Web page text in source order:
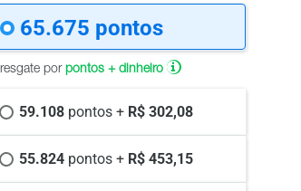
65.675 pontos
por pontos + dinheiro
59.108 pontos + R$ 302,08
55.824 pontos + R$ 453,15